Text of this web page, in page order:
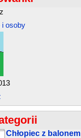
i osoby
Chłopiec z balonem